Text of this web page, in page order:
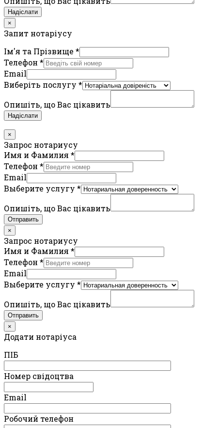
Надіслати
×
Запит нотаріусу
Ім'я та Прізвище *
Телефон *
Email
Виберіть послугу *
Опишіть, що Вас цікавить
Надіслати
×
Запрос нотариусу
Имя и Фамилия *
Телефон *
Email
Выберите услугу *
Опишіть, що Вас цікавить
Отправить
×
Запрос нотариусу
Имя и Фамилия *
Телефон *
Email
Выберите услугу *
Опишіть, що Вас цікавить
Отправить
×
Додати нотаріуса
ПIБ
Номер свідоцтва
Email
Робочий телефон